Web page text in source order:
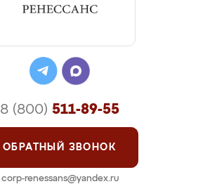
8 (800) 511-89-55
ОБРАТНЫЙ ЗВОНОК
corp-renessans@yandex.ru